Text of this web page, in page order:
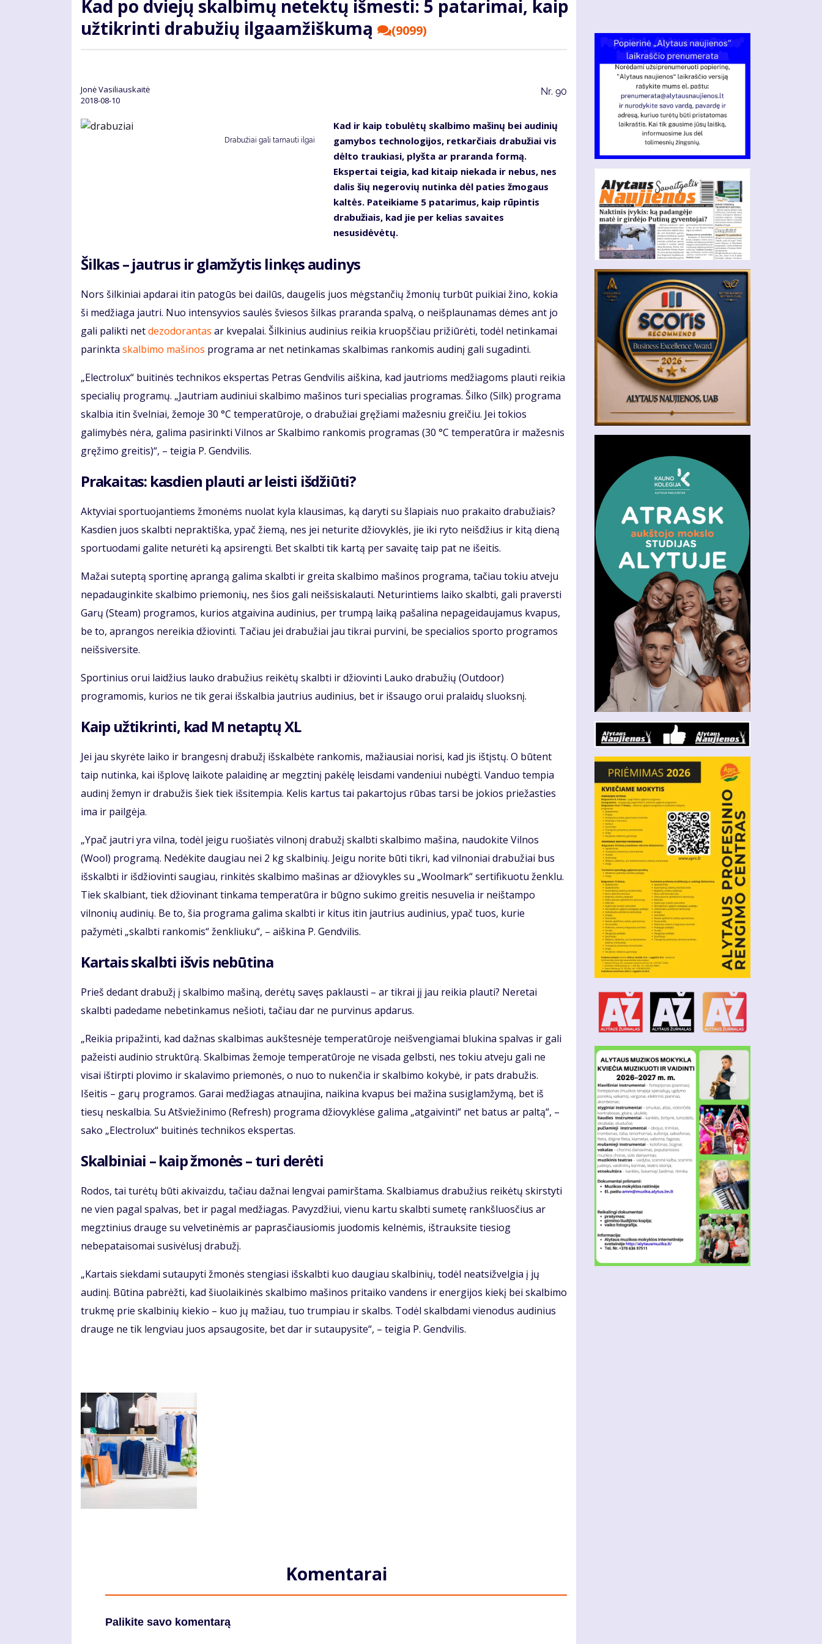
Kad po dviejų skalbimų netektų išmesti: 5 patarimai, kaip
užtikrinti drabužių ilgaamžiškumą
(9099)
Jonė Vasiliauskaitė
2018-08-10
Nr. 90
Drabužiai gali tarnauti ilgai
Kad ir kaip tobulėtų skalbimo mašinų bei audinių
gamybos technologijos, retkarčiais drabužiai vis
dėlto traukiasi, plyšta ar praranda formą.
Ekspertai teigia, kad kitaip niekada ir nebus, nes
dalis šių negerovių nutinka dėl paties žmogaus
kaltės. Pateikiame 5 patarimus, kaip rūpintis
drabužiais, kad jie per kelias savaites
nesusidėvėtų.
Šilkas – jautrus ir glamžytis linkęs audinys
Nors šilkiniai apdarai itin patogūs bei dailūs, daugelis juos mėgstančių žmonių turbūt puikiai žino, kokia
ši medžiaga jautri. Nuo intensyvios saulės šviesos šilkas praranda spalvą, o neišplaunamas dėmes ant jo
gali palikti netdezodorantas ar kvepalai. Šilkinius audinius reikia kruopščiau prižiūrėti, todėl netinkamai
parinkta skalbimo mašinos programa ar net netinkamas skalbimas rankomis audinį gali sugadinti.
„Electrolux“ buitinės technikos ekspertas Petras Gendvilis aiškina, kad jautrioms medžiagoms plauti reikia
specialių programų. „Jautriam audiniui skalbimo mašinos turi specialias programas. Šilko (Silk) programa
skalbia itin švelniai, žemoje 30 °C temperatūroje, o drabužiai gręžiami mažesniu greičiu. Jei tokios
galimybės nėra, galima pasirinkti Vilnos ar Skalbimo rankomis programas (30 °C temperatūra ir mažesnis
gręžimo greitis)“, – teigia P. Gendvilis.
Prakaitas: kasdien plauti ar leisti išdžiūti?
Aktyviai sportuojantiems žmonėms nuolat kyla klausimas, ką daryti su šlapiais nuo prakaito drabužiais?
Kasdien juos skalbti nepraktiška, ypač žiemą, nes jei neturite džiovyklės, jie iki ryto neišdžius ir kitą dieną
sportuodami galite neturėti ką apsirengti. Bet skalbti tik kartą per savaitę taip pat ne išeitis.
Mažai suteptą sportinę aprangą galima skalbti ir greita skalbimo mašinos programa, tačiau tokiu atveju
nepadauginkite skalbimo priemonių, nes šios gali neišsiskalauti. Neturintiems laiko skalbti, gali praversti
Garų (Steam) programos, kurios atgaivina audinius, per trumpą laiką pašalina nepageidaujamus kvapus,
be to, aprangos nereikia džiovinti. Tačiau jei drabužiai jau tikrai purvini, be specialios sporto programos
neišsiversite.
Sportinius orui laidžius lauko drabužius reikėtų skalbti ir džiovinti Lauko drabužių (Outdoor)
programomis, kurios ne tik gerai išskalbia jautrius audinius, bet ir išsaugo orui pralaidų sluoksnį.
Kaip užtikrinti, kad M netaptų XL
Jei jau skyrėte laiko ir brangesnį drabužį išskalbėte rankomis, mažiausiai norisi, kad jis ištįstų. O būtent
taip nutinka, kai išplovę laikote palaidinę ar megztinį pakėlę leisdami vandeniui nubėgti. Vanduo tempia
audinį žemyn ir drabužis šiek tiek išsitempia. Kelis kartus tai pakartojus rūbas tarsi be jokios priežasties
ima ir pailgėja.
„Ypač jautri yra vilna, todėl jeigu ruošiatės vilnonį drabužį skalbti skalbimo mašina, naudokite Vilnos
(Wool) programą. Nedėkite daugiau nei 2 kg skalbinių. Jeigu norite būti tikri, kad vilnoniai drabužiai bus
išskalbti ir išdžiovinti saugiau, rinkitės skalbimo mašinas ar džiovykles su „Woolmark“ sertifikuotu ženklu.
Tiek skalbiant, tiek džiovinant tinkama temperatūra ir būgno sukimo greitis nesuvelia ir neištampo
vilnonių audinių. Be to, šia programa galima skalbti ir kitus itin jautrius audinius, ypač tuos, kurie
pažymėti „skalbti rankomis“ ženkliuku“, – aiškina P. Gendvilis.
Kartais skalbti išvis nebūtina
Prieš dedant drabužį į skalbimo mašiną, derėtų savęs paklausti – ar tikrai jį jau reikia plauti? Neretai
skalbti padedame nebetinkamus nešioti, tačiau dar ne purvinus apdarus.
„Reikia pripažinti, kad dažnas skalbimas aukštesnėje temperatūroje neišvengiamai blukina spalvas ir gali
pažeisti audinio struktūrą. Skalbimas žemoje temperatūroje ne visada gelbsti, nes tokiu atveju gali ne
visai ištirpti plovimo ir skalavimo priemonės, o nuo to nukenčia ir skalbimo kokybė, ir pats drabužis.
Išeitis – garų programos. Garai medžiagas atnaujina, naikina kvapus bei mažina susiglamžymą, bet iš
tiesų neskalbia. Su Atšviežinimo (Refresh) programa džiovyklėse galima „atgaivinti“ net batus ar paltą“, –
sako „Electrolux“ buitinės technikos ekspertas.
Skalbiniai – kaip žmonės – turi derėti
Rodos, tai turėtų būti akivaizdu, tačiau dažnai lengvai pamirštama. Skalbiamus drabužius reikėtų skirstyti
ne vien pagal spalvas, bet ir pagal medžiagas. Pavyzdžiui, vienu kartu skalbti sumetę rankšluosčius ar
megztinius drauge su velvetinėmis ar paprasčiausiomis juodomis kelnėmis, ištrauksite tiesiog
nebepataisomai susivėlusį drabužį.
„Kartais siekdami sutaupyti žmonės stengiasi išskalbti kuo daugiau skalbinių, todėl neatsižvelgia į jų
audinį. Būtina pabrėžti, kad šiuolaikinės skalbimo mašinos pritaiko vandens ir energijos kiekį bei skalbimo
trukmę prie skalbinių kiekio – kuo jų mažiau, tuo trumpiau ir skalbs. Todėl skalbdami vienodus audinius
drauge ne tik lengviau juos apsaugosite, bet dar ir sutaupysite“, – teigia P. Gendvilis.
Komentarai
Palikite savo komentarą